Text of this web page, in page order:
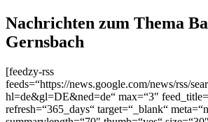
Nachrichten zum Thema
Gernsbach
[feedzy-rss
feeds=“https://news.google.com/news/rss/
hl=de&gl=DE&ned=de“ max=“3″
refresh=“365_days“ target=“_blank“